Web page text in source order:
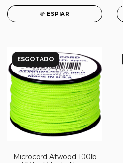
ESPIAR
ESGOTADO
Microcord Atwood 100lb